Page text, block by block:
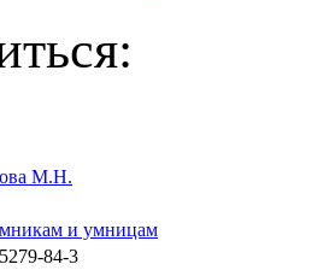
М.Н.
и умницам
84-3